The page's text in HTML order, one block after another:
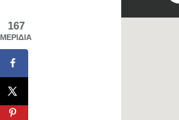
167
ΜΕΡΊΔΙΑ